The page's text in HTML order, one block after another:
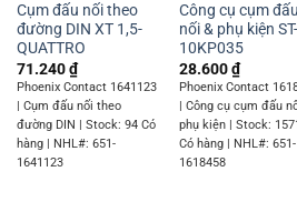
Cụm đấu nối theo
đường DIN XT 1,5-
QUATTRO
71.240₫
Phoenix Contact 1641123
| Cụm đấu nối theo
đường DIN | Stock: 94 Có
hàng | NHL#: 651-
1641123
Công cụ cụm đấu
nối & phụ kiện ST-
10KP035
28.600₫
Phoenix Contact
| Công cụ cụm đấu
phụ kiện | Stock:
Có hàng | NHL#: 651-
1618458